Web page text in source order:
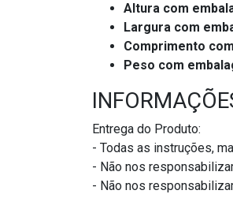
Altura com
Largura com
Comprimento
Peso com
Entrega do Produto:
- Todas as instruções,
- Não nos
- Não nos